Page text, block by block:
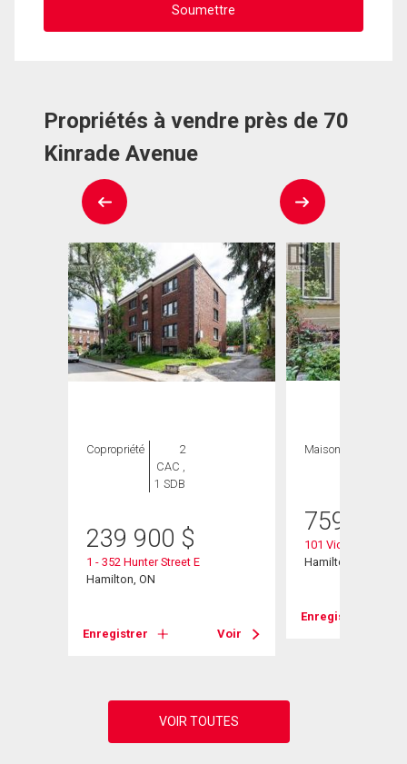
Propriétés à vendre près de 70
Kinrade Avenue
Copropriété
2
CAC ,
1 SDB
239 900 $
1 - 352 Hunter Street E
Hamilton, ON
Enregistrer Voir
Maison
759 900
101 Victoria
Hamilton, ON
Enregistrer